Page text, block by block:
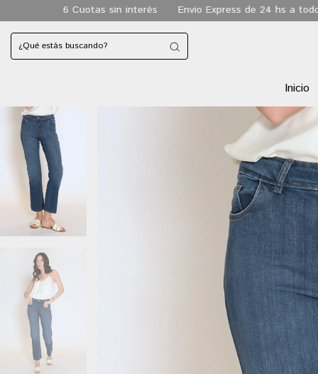
sin interés Envio Express de 24 hs a todo CABA Envio
Inicio